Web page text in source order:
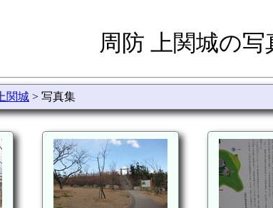
周防 上関城の写
上関城 > 写真集